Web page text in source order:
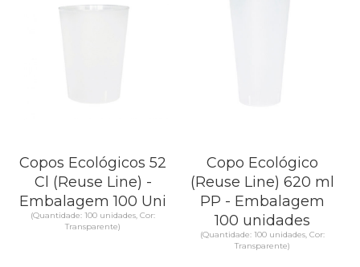
Copos Ecológicos 52
Cl (Reuse Line) -
Embalagem 100 Uni
(Quantidade: 100 unidades, Cor:
Transparente)
Copo Ecológico
(Reuse Line) 620 ml
PP - Embalagem
100 unidades
(Quantidade: 100 unidades, Cor:
Transparente)